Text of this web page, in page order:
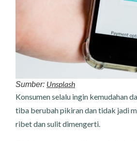
Sumber: Unsplash
Konsumen selalu ingin kemudahan
tiba berubah pikiran dan tidak jadi
ribet dan sulit dimengerti.